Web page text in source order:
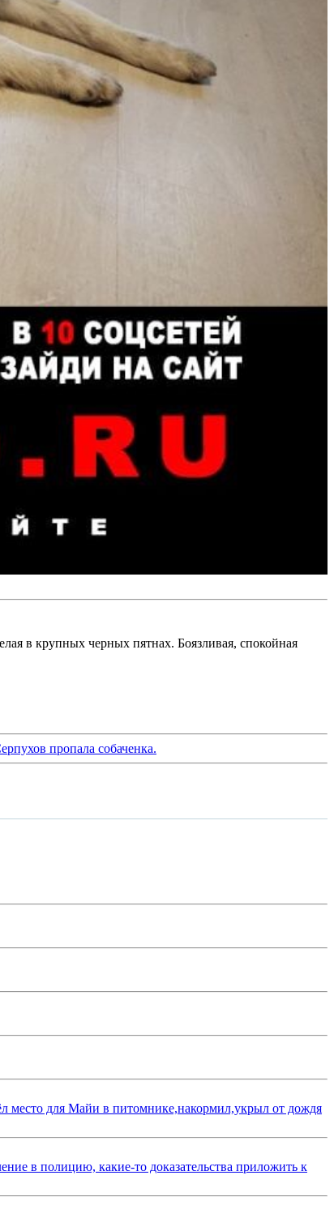
в крупных черных пятнах. Боязливая, спокойная
пропала собаченка.
место для Майи в питомнике,накормил,укрыл от дождя
в полицию, какие-то доказательства приложить к